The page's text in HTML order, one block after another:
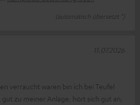
(automatisch übersetzt *)
verraucht waren bin ich bei Teufel
zu meiner Anlage, hört sich gut an,
11.07.2026